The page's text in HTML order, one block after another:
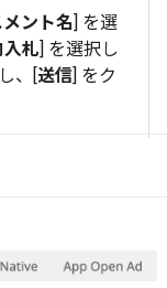
ント名] を選
入札] を選択し
、[送信] をク